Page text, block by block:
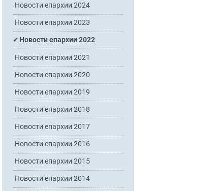
Новости епархии 2024
Новости епархии 2023
Новости епархии 2022
Новости епархии 2021
Новости епархии 2020
Новости епархии 2019
Новости епархии 2018
Новости епархии 2017
Новости епархии 2016
Новости епархии 2015
Новости епархии 2014